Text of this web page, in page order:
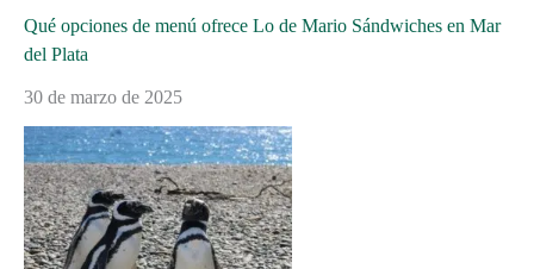
Qué opciones de menú ofrece Lo de Mario Sándwiches en Mar
del Plata
30 de marzo de 2025